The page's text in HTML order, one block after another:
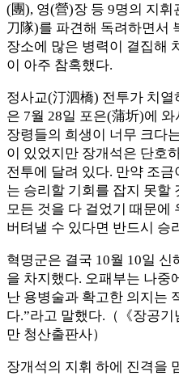
(團), 영(營)장 등 9명의 지
刀隊)를 파견해 독려하면서
장소에 많은 병력이 결집해
이 아주 참혹했다.
정사교(汀泗橋) 전투가 치
은 7월 28일 포은(蒲圻)에 와
장령들의 희생이 너무 크다
이 있었지만 장개석은 단호
전투에 달려 있다. 만약 조
는 승리할 기회를 잡지 못할
모든 것을 다 걸었기 때문에
버텨낼 수 있다면 반드시 승
혁명군은 결국 10월 10일
을 차지했다. 오패부는 나중
난 용병술과 확고한 의지는
다.”라고 말했다.（《장공
만 청산출판사）
장개석의 지휘 하에 진격을